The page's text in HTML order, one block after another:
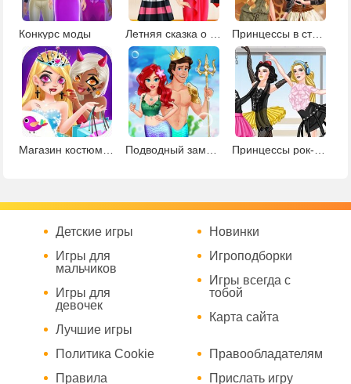
Конкурс моды Летняя сказка о принцессе Принцессы в стиле сафари
Магазин костюмов для Хэллоуина Подводный замок русалочки Принцессы рок-балерины
Детские игры
Игры для
мальчиков
Игры для
девочек
Лучшие игры
Новинки
Игроподборки
Игры всегда с
тобой
Карта сайта
Политика Cookie
Правила
Правообладателям
Прислать игру